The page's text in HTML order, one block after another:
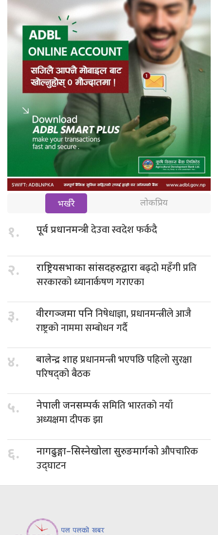
भर्खरै लोकप्रिय
१. पूर्व प्रधानमन्त्रीदेउवा स्वदेश फर्कदै
२. राष्ट्रियसभाका सांसदहरुद्वाराबढ्दो महँगी प्रति
सरकारको ध्यानार्कषण गराएका
३. वीरगञ्जमा पनिनिषेधाज्ञा, प्रधानमन्त्रीले आजै
राष्ट्रको नाममा सम्बोधन गर्दै
४. बालेन्द्र शाहप्रधानमन्त्री भएपछि पहिलो सुरक्षा
परिषद्को बैठक
५. नेपाली जनसम्पर्कसमिति भारतको नयाँ
अध्यक्षमा दीपक झा
६. नागढुङ्गा–सिस्नेखोला सुरुङमार्गकोऔपचारिक
उद्घाटन